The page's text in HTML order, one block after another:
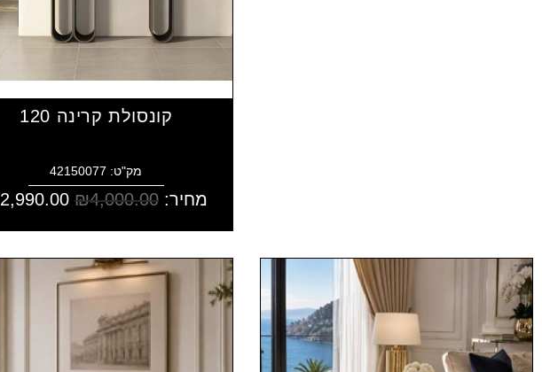
קונסולת קרינה 120
מק"ט: 42150077
מחיר: ₪4,000.00
2,990.00